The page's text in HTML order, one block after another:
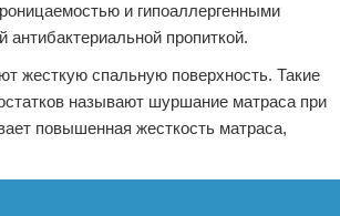
и гипоаллергенными
пропиткой.
жесткую спальную поверхность. Такие
называют шуршание матраса при
повышенная жесткость матраса,